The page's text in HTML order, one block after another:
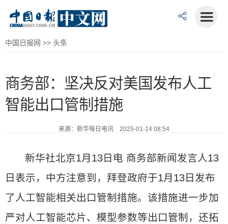
中国日报网 >> 头条
商务部：坚决反对美国发布人工
智能出口管制措施
来源：新华每日电讯 2025-01-14 08:54
新华社北京1月13日电 商务部新闻发言人13
日表示，中方注意到，拜登政府于1月13日发布
了人工智能相关出口管制措施。该措施进一步加
严对人工智能芯片、模型参数等出口管制，还拓